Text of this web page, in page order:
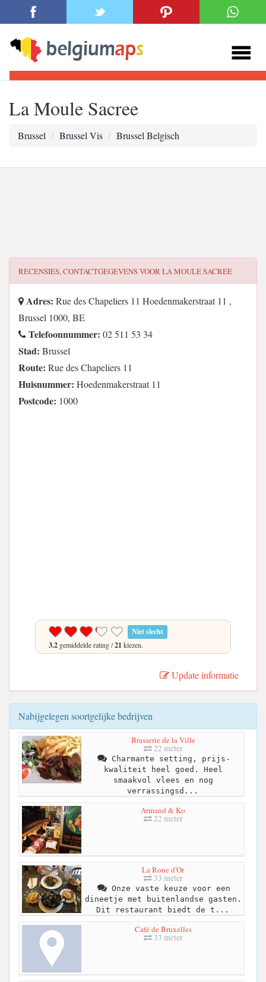
La Moule Sacree
Brussel Brussel Vis Brussel Belgisch
RECENSIES, CONTACTGEGEVENS VOORLA MOULE SACREE
Adres: Rue des Chapeliers 11 Hoedenmakerstraat 11 ,
Brussel 1000, BE
Telefoonnummer: 02 511 53 34
Stad: Brussel
Route: Rue des Chapeliers 11
Huisnummer: Hoedenmakerstraat 11
Postcode: 1000
Niet slecht
3.2 gemiddelde rating /21 kiezen.
Update informatie
Nabijgelegen soortgelijke bedrijven
Brasserie de la Ville
22 meter
Charmante setting, prijs-
kwaliteit heel goed. Heel
smaakvol vlees en nog
verrassingsd...
Armand & Ko
22 meter
La Roue d'Or
33 meter
Onze vaste keuze voor een
dineetje met buitenlandse gasten.
Dit restaurant biedt de t...
Café de Bruxelles
33 meter